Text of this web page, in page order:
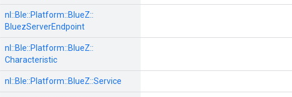
nl::Ble::Platform::BlueZ::
BluezServerEndpoint
nl::Ble::Platform::BlueZ::
Characteristic
nl::Ble::Platform::BlueZ::Service